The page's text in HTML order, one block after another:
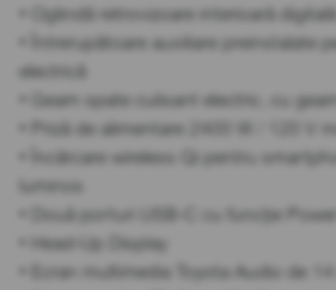
• Oglindă retrovizoare interioară digitală
• Întrerupătoare auxiliare preinstalate
electrică
• Geam spate culisant electric, cu
• Priză de alimentare 2400 W / 120 V
• Încărcare wireless Qi pentru
luminos
• Două porturi USB-C cu funcție
• Head-Up Display
• Ecran multimedia Toyota Audio de 14